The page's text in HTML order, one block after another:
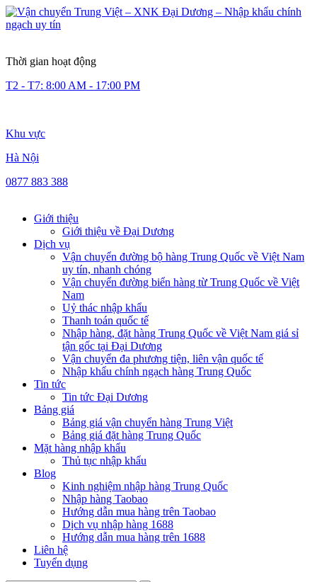
Thời gian hoạt động
T2 - T7: 8:00 AM - 17:00 PM
Khu vực
Hà Nội
0877 883 388
Giới thiệu
Giới thiệu về Đại Dương
Dịch vụ
Vận chuyển đường bộ hàng Trung Quốc về Việt Nam
uy tín, nhanh chóng
Vận chuyển đường biển hàng từ Trung Quốc về Việt
Nam
Uỷ thác nhập khẩu
Thanh toán quốc tế
Nhập hàng, đặt hàng Trung Quốc về Việt Nam giá sỉ
tận gốc tại Đại Dương
Vận chuyển đa phương tiện, liên vận quốc tế
Nhập khẩu chính ngạch hàng Trung Quốc
Tin tức
Tin tức Đại Dương
Bảng giá
Bảng giá vận chuyển hàng Trung Việt
Bảng giá đặt hàng Trung Quốc
Mặt hàng nhập khẩu
Thủ tục nhập khẩu
Blog
Kinh nghiệm nhập hàng Trung Quốc
Nhập hàng Taobao
Hướng dẫn mua hàng trên Taobao
Dịch vụ nhập hàng 1688
Hướng dẫn mua hàng trên 1688
Liên hệ
Tuyển dụng